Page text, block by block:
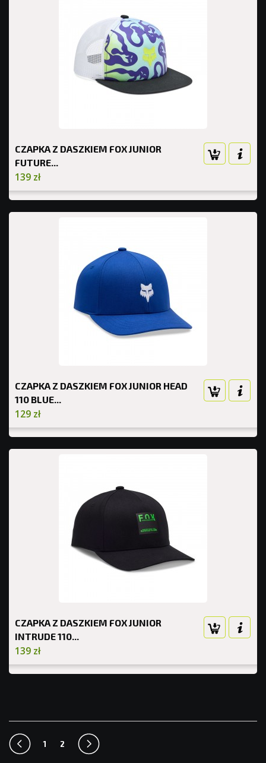
CZAPKA Z DASZKIEM FOX JUNIOR
FUTURE...
139 zł
CZAPKA Z DASZKIEM FOX JUNIOR HEAD
110 BLUE...
129 zł
CZAPKA Z DASZKIEM FOX JUNIOR
INTRUDE 110...
139 zł
1 2